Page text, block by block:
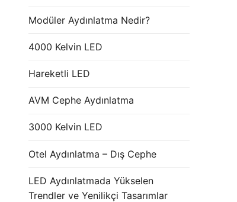
Modüler Aydınlatma Nedir?
4000 Kelvin LED
Hareketli LED
AVM Cephe Aydınlatma
3000 Kelvin LED
Otel Aydınlatma – Dış Cephe
LED Aydınlatmada Yükselen
Trendler ve Yenilikçi Tasarımlar